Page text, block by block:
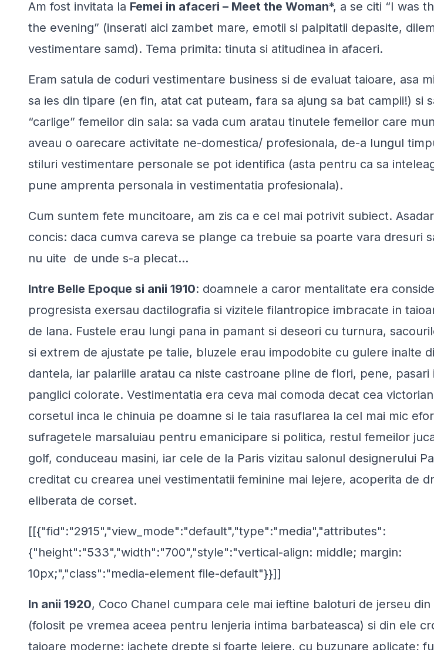
Am fost invitata la Femei in afaceri – Meet the Woman*, a se citi “I was
the evening” (inserati aici zambet mare, emotii si palpitatii depasite,
vestimentare samd). Tema primita: tinuta si atitudinea in afaceri.
Eram satula de coduri vestimentare business si de evaluat taioare, asa
sa ies din tipare (en fin, atat cat puteam, fara sa ajung sa bat campii!) si
“carlige” femeilor din sala: sa vada cum aratau tinutele femeilor care
aveau o oarecare activitate ne-domestica/ profesionala, de-a lungul
stiluri vestimentare personale se pot identifica (asta pentru ca sa
pune amprenta personala in vestimentatia profesionala).
Cum suntem fete muncitoare, am zis ca e cel mai potrivit subiect.
concis: daca cumva careva se plange ca trebuie sa poarte vara dresuri
nu uite de unde s-a plecat…
Intre Belle Epoque si anii 1910: doamnele a caror mentalitate era
progresista exersau dactilografia si vizitele filantropice imbracate in
de lana. Fustele erau lungi pana in pamant si deseori cu turnura,
si extrem de ajustate pe talie, bluzele erau impodobite cu gulere inalte
dantela, iar palariile aratau ca niste castroane pline de flori, pene, pasari
panglici colorate. Vestimentatia era ceva mai comoda decat cea
corsetul inca le chinuia pe doamne si le taia rasuflarea la cel mai mic
sufragetele marsaluiau pentru emanicipare si politica, restul femeilor
golf, conduceau masini, iar cele de la Paris vizitau salonul designerului
creditat cu crearea unei vestimentatii feminine mai lejere, acoperita de
eliberata de corset.
[[{"fid":"2915","view_mode":"default","type":"media","attributes":
{"height":"533","width":"700","style":"vertical-align: middle; margin:
10px;","class":"media-element file-default"}}]]
In anii 1920, Coco Chanel cumpara cele mai ieftine baloturi de jerseu
(folosit pe vremea aceea pentru lenjeria intima barbateasca) si din ele
taioare moderne: jachete drepte si foarte lejere, cu buzunare aplicate;